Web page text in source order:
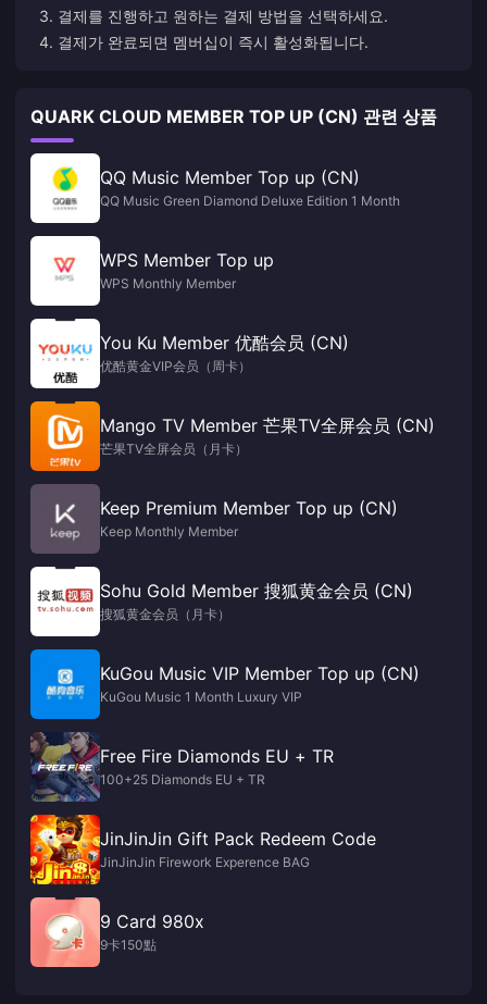
3. 결제를 진행하고 원하는 결제 방법을 선택하세요.
4. 결제가 완료되면 멤버십이 즉시 활성화됩니다.
QUARK CLOUD MEMBER TOP UP (CN) 관련 상품
QQ Music Member Top up (CN)
QQ Music Green Diamond Deluxe Edition 1 Month
WPS Member Top up
WPS Monthly Member
You Ku Member 优酷会员 (CN)
优酷黄金VIP会员（周卡）
Mango TV Member 芒果TV全屏会员 (CN)
芒果TV全屏会员（月卡）
Keep Premium Member Top up (CN)
Keep Monthly Member
Sohu Gold Member 搜狐黄金会员 (CN)
搜狐黄金会员（月卡）
KuGou Music VIP Member Top up (CN)
KuGou Music 1 Month Luxury VIP
Free Fire Diamonds EU + TR
100+25 Diamonds EU + TR
JinJinJin Gift Pack Redeem Code
JinJinJin Firework Experence BAG
9 Card 980x
9卡150點